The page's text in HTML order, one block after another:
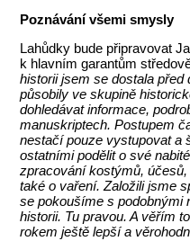
Poznávání všemi smysly
Lahůdky bude připravovat
k hlavním garantům
historii jsem se dostala
působily ve skupině
dohledávat informace,
manuskriptech. Postupem
nestačí pouze vystupovat a
ostatními podělit o své
zpracování kostýmů,
také o vaření. Založili jsme
se pokoušíme s podobnými
historii. Tu pravou. A věřím
rokem ještě lepší a